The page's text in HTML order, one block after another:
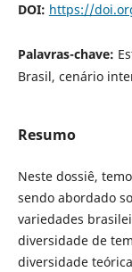
DOI: https://
Palavras-chave:
Brasil, cenário
Resumo
Neste dossiê,
sendo abordado
variedades
diversidade de
diversidade